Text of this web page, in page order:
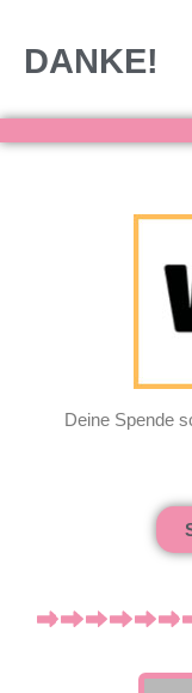
DANKE!
Deine Spende